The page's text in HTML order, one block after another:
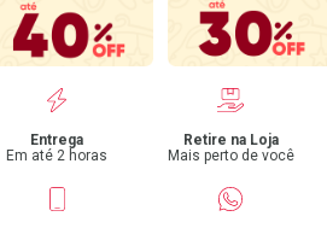
Entrega
Em até 2 horas
Retire na Loja
Mais perto de você